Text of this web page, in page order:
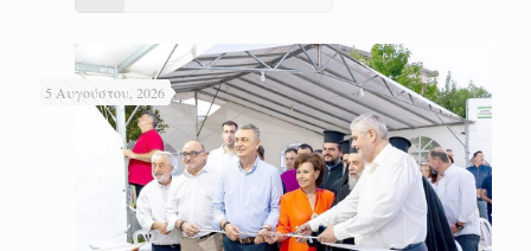
5 Αυγούστου, 2026